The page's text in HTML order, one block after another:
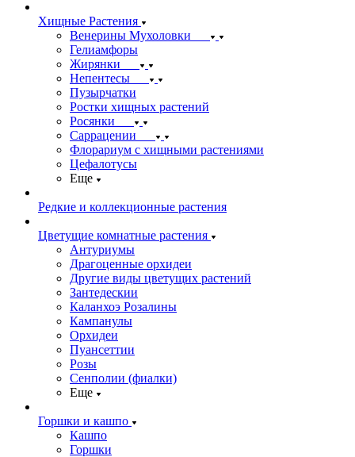
Хищные Растения
Венерины Мухоловки
Гелиамфоры
Жирянки
Непентесы
Пузырчатки
Ростки хищных растений
Росянки
Саррацении
Флорариум с хищными растениями
Цефалотусы
Еще
Редкие и коллекционные растения
Цветущие комнатные растения
Антуриумы
Драгоценные орхидеи
Другие виды цветущих растений
Зантедескии
Каланхоэ Розалины
Кампанулы
Орхидеи
Пуансеттии
Розы
Сенполии (фиалки)
Еще
Горшки и кашпо
Кашпо
Горшки